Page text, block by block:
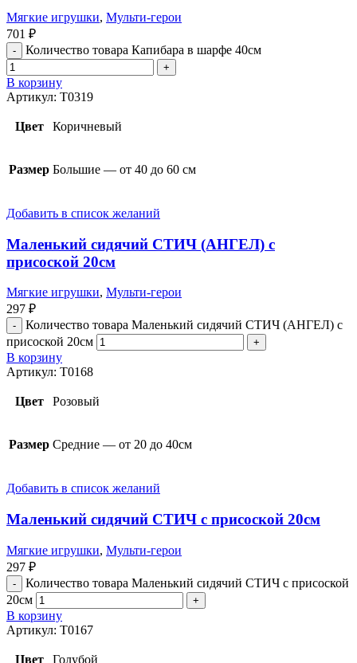
Мягкие игрушки, Мульти-герои
701 ₽
Количество товара Капибара в шарфе 40см
В корзину
Артикул: T0319
Цвет Коричневый
Размер Большие — от 40 до 60 см
Добавить в список желаний
Маленький сидячий СТИЧ (АНГЕЛ) с
присоской 20см
Мягкие игрушки, Мульти-герои
297 ₽
Количество товара Маленький сидячий СТИЧ (АНГЕЛ) с
присоской 20см
В корзину
Артикул: T0168
Цвет Розовый
Размер Средние — от 20 до 40см
Добавить в список желаний
Маленький сидячий СТИЧ с присоской 20см
Мягкие игрушки, Мульти-герои
297 ₽
Количество товара Маленький сидячий СТИЧ с присоской
20см
В корзину
Артикул: T0167
Цвет Голубой